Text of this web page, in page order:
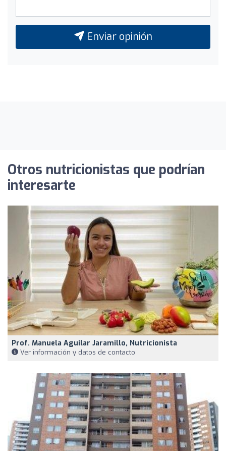
Enviar opinión
Otros nutricionistas que podrían
interesarte
Prof. Manuela Aguilar Jaramillo, Nutricionista
Ver información y datos de contacto